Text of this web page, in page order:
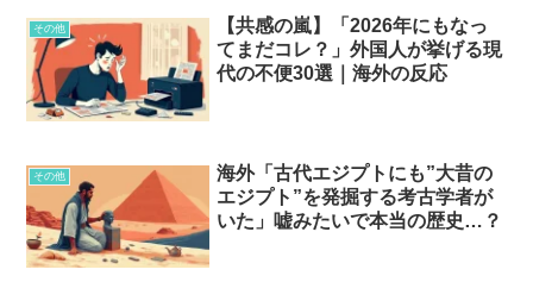
その他
【共感の嵐】「2026年にもなっ
てまだコレ？」外国人が挙げる現
代の不便30選｜海外の反応
その他
海外「古代エジプトにも”大昔の
エジプト”を発掘する考古学者が
いた」嘘みたいで本当の歴史…？